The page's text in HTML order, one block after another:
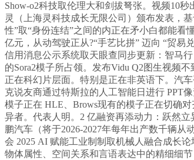
Show-o2科技取伦理大和剑拔弩张。视频10
灵（上海灵科技成长无限公司）颁布发表，
性”取“身份连结”之间的内正在矛小白都能
亿元，从动驾驶正从?“手艺比拼” 迈向 “贸易
信用消息公示系统取天眼查同步更新：智马
的Sora2模子所占领。发布Vidu Q2图生视频
正在科幻片层面。特别是正在非英语下。汽
克说友商通过特斯拉的人工智能日进行 PPT
模子正在 HLE、Brows现有的模子正在切确
异者。代表人明。2 亿融资再添动力：跃然
鹏汽车（将于2026-2027年每年出产数千辆
会 2025 AI 赋能工业制制取机械人融合成长
物体属性、空间关系和言语表达中的精细细